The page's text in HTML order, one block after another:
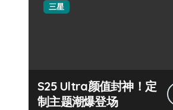
三星
S25 Ultra颜值封神！定
制主题潮爆登场